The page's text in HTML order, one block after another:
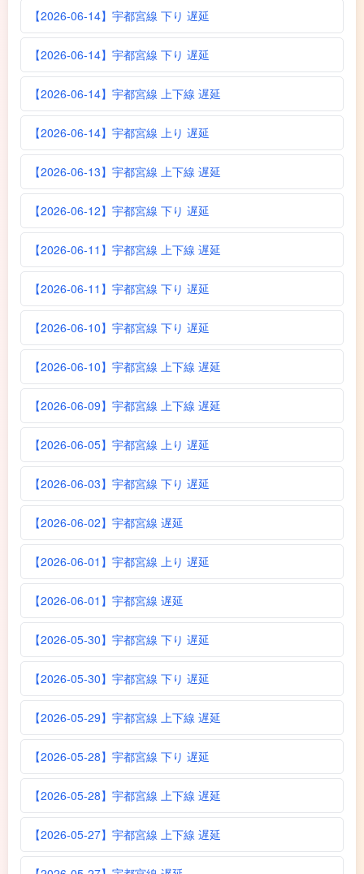
【2026-06-14】宇都宮線 下り 遅延
【2026-06-14】宇都宮線 下り 遅延
【2026-06-14】宇都宮線 上下線 遅延
【2026-06-14】宇都宮線 上り 遅延
【2026-06-13】宇都宮線 上下線 遅延
【2026-06-12】宇都宮線 下り 遅延
【2026-06-11】宇都宮線 上下線 遅延
【2026-06-11】宇都宮線 下り 遅延
【2026-06-10】宇都宮線 下り 遅延
【2026-06-10】宇都宮線 上下線 遅延
【2026-06-09】宇都宮線 上下線 遅延
【2026-06-05】宇都宮線 上り 遅延
【2026-06-03】宇都宮線 下り 遅延
【2026-06-02】宇都宮線 遅延
【2026-06-01】宇都宮線 上り 遅延
【2026-06-01】宇都宮線 遅延
【2026-05-30】宇都宮線 下り 遅延
【2026-05-30】宇都宮線 下り 遅延
【2026-05-29】宇都宮線 上下線 遅延
【2026-05-28】宇都宮線 下り 遅延
【2026-05-28】宇都宮線 上下線 遅延
【2026-05-27】宇都宮線 上下線 遅延